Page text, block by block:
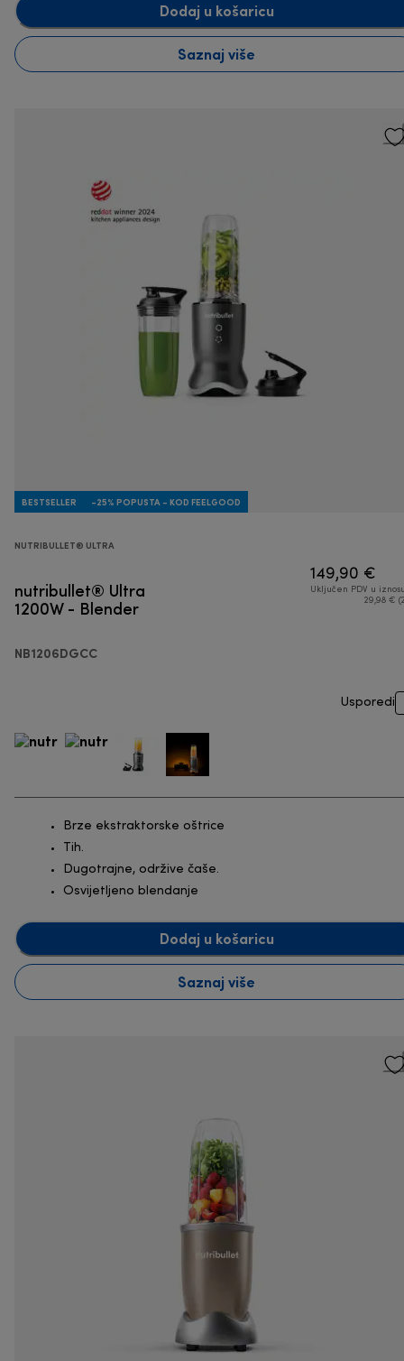
Dodaj u košaricu
Saznaj više
BESTSELLER -25% POPUSTA - KOD FEELGOOD
NUTRIBULLET® ULTRA
nutribullet® Ultra
1200W - Blender
NB1206DGCC
149,90 €
Uključen PDV u
29,98 €
Usporedi
Brze ekstraktorske oštrice
Tih.
Dugotrajne, održive čaše.
Osvijetljeno blendanje
Dodaj u košaricu
Saznaj više